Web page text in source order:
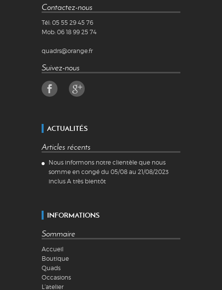
Contactez-nous
Tél: 05 55 29 45 76
Mob: 06 18 99 25 74
quadrs@orange.fr
Suivez-nous
ACTUALITÉS
Articles récents
Nous informons notre clientèle que nous
somme en congé du 05/08 au 21/08/2023
inclus A très bientôt
INFORMATIONS
Sommaire
Accueil
Boutique
Quads
Occasions
L’atelier